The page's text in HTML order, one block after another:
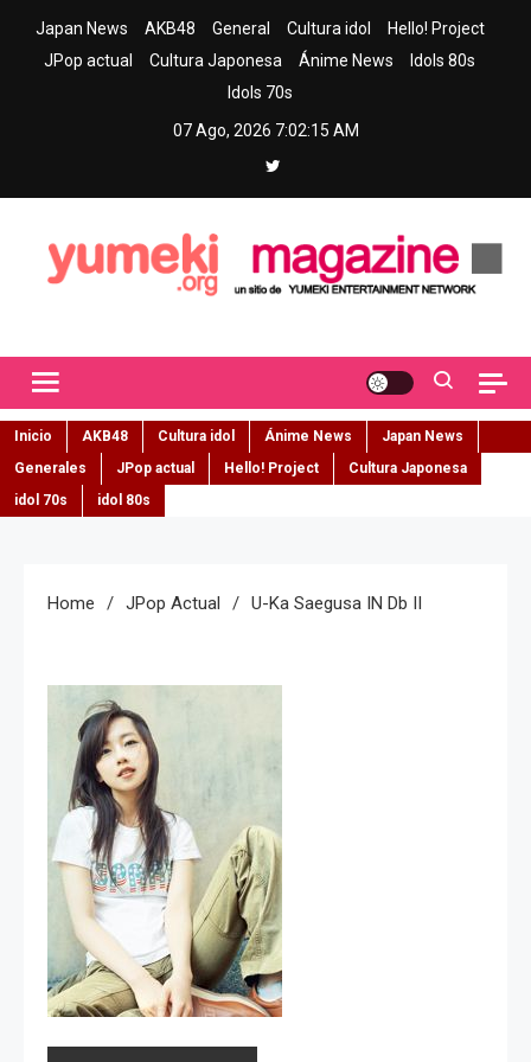
Japan News AKB48 General Cultura idol
Hello! Project
JPop actual
Cultura Japonesa Ánime News
Idols 80s
Idols 70s
07 Ago, 2026 7:02:16 AM
Inicio AKB48 Cultura idol Ánime News
Japan News
Generales
JPop actual Hello! Project
Cultura Japonesa
idol 70s
idol 80s
Home JPop Actual U-Ka Saegusa IN Db II